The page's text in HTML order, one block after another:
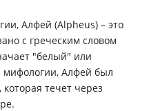
Алфей (Alpheus) – это
с греческим словом
"белый" или
Алфей был
течет через